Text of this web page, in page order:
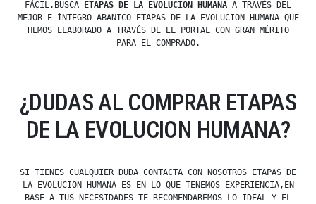
FÁCIL.BUSCA
ETAPAS DE LA EVOLUCION HUMANA A TRAVÉS DEL
MEJOR E ÍNTEGRO ABANICO ETAPAS DE LA EVOLUCION HUMANA QUE
HEMOS ELABORADO A TRAVÉS DE EL PORTAL CON GRAN MÉRITO
PARA EL COMPRADO.
¿DUDAS AL COMPRAR ETAPAS
DE LA EVOLUCION HUMANA?
SI TIENES CUALQUIER DUDA CONTACTA CON NOSOTROS ETAPAS DE
LA EVOLUCION HUMANA ES EN LO QUE TENEMOS EXPERIENCIA,EN
BASE A TUS NECESIDADES TE RECOMENDAREMOS LO IDEAL Y EL